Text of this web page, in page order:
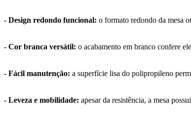
- Design redondo funcional: o formato redondo da mesa
- Cor branca versátil: o acabamento em branco confere
- Fácil manutenção: a superfície lisa do polipropileno
- Leveza e mobilidade: apesar da resistência, a mesa